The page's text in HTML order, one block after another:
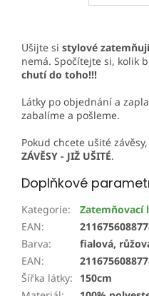
Ušijte si stylové
nemá. Spočítejte si, kolik
chutí do toho!!!
Látky po objednání a
zabalíme a pošleme.
Pokud chcete ušité
ZÁVĚSY - JIŽ UŠITÉ.
Doplňkové
Kategorie:
Zatemňovací
EAN:
Barva:
fialová,
EAN:
Šířka látky:
150cm